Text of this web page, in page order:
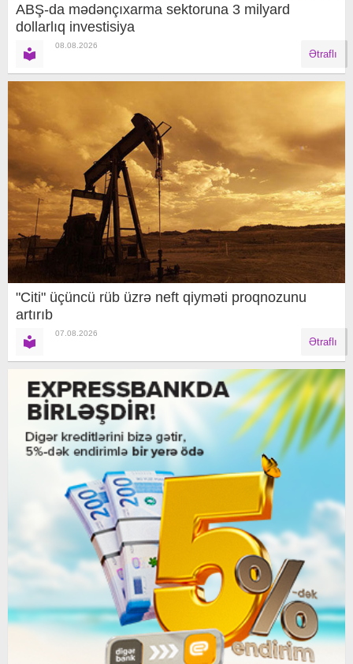
ABŞ-da mədənçıxarma sektoruna 3 milyard
dollarlıq investisiya
08.08.2026
Ətraflı
"Citi" üçüncü rüb üzrə neft qiyməti proqnozunu
artırıb
07.08.2026
Ətraflı